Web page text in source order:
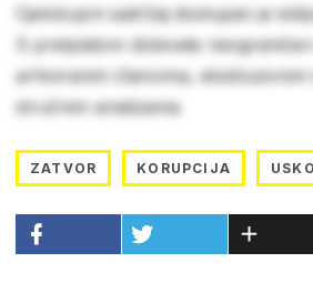
Cjelokupni sadržaj dostupan je
S pretplatom dobivate
arhiviranim člancima, ekskluzivnim
stručnim analizama.
ZATVOR KORUPCIJA